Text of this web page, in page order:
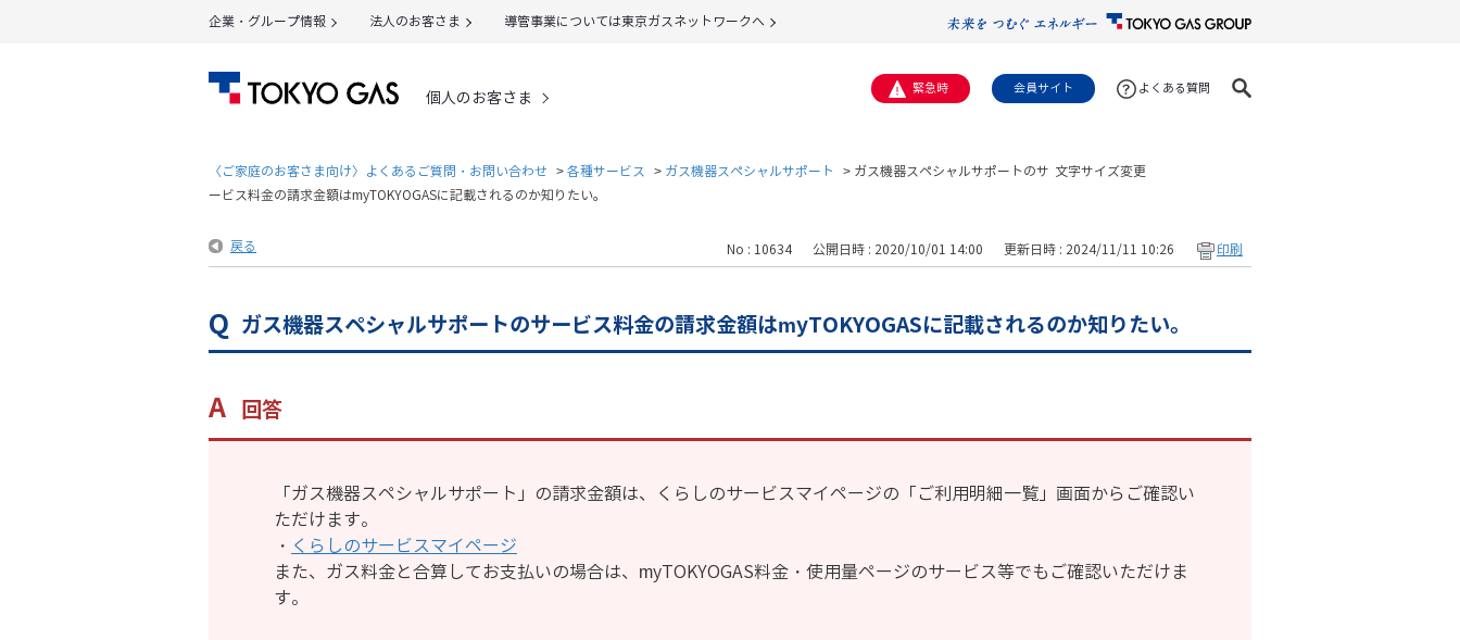
企業・グループ情報 法人のお客さま 導管事業については東京ガスネットワークへ
個人のお客さま 緊急時 会員サイト よくある質問
文字サイズ変更
〈ご家庭のお客さま向け〉よくあるご質問・お問い合わせ >各種サービス > ガス機器スペシャルサポート > ガス機器スペシャルサポートのサ
ービス料金の請求金額はmyTOKYOGASに記載されるのか知りたい。
戻る No : 10634 公開日時 : 2020/10/01 14:00 更新日時 : 2024/11/11 10:26 印刷
ガス機器スペシャルサポートのサービス料金の請求金額はmyTOKYOGASに記載されるのか知りたい。
回答
「ガス機器スペシャルサポート」の請求金額は、くらしのサービスマイページの「ご利用明細一覧」画面からご確認い
ただけます。
・ くらしのサービスマイページ
また、ガス料金と合算してお支払いの場合は、myTOKYOGAS料金・使用量ページのサービス等でもご確認いただけま
す。